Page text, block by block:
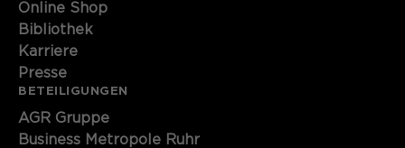
Online Shop
Bibliothek
Karriere
Presse
BETEILIGUNGEN
AGR Gruppe
Business Metropole Ruhr